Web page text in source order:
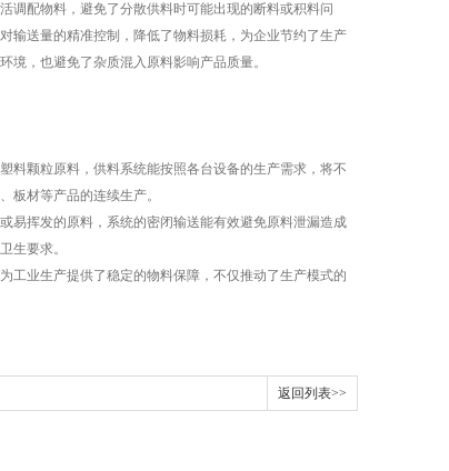
配物料，避免了分散供料时可能出现的断料或积料问
输送量的精准控制，降低了物料损耗，为企业节约了生产
，也避免了杂质混入原料影响产品质量。​
颗粒原料，供料系统能按照各台设备的生产需求，将不
板材等产品的连续生产。​
挥发的原料，系统的密闭输送能有效避免原料泄漏造成
生要求。​
业生产提供了稳定的物料保障，不仅推动了生产模式的
返回列表>>